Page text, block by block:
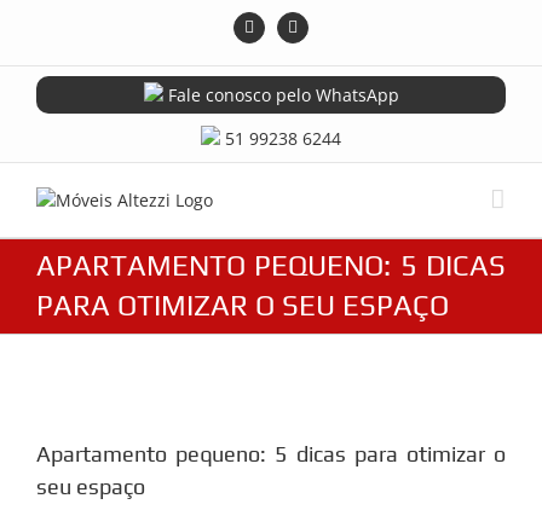
content
InstagramFacebook
Fale conosco pelo WhatsApp
51 99238 6244
APARTAMENTO PEQUENO: 5 DICAS
PARA OTIMIZAR O SEU ESPAÇO
Image
Apartamento pequeno: 5 dicas para otimizar o
seu espaço